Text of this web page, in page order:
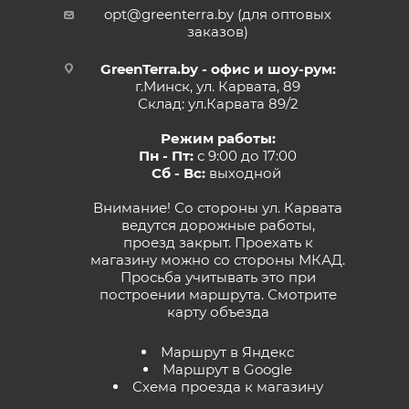
opt@greenterra.by (для оптовых
заказов)
GreenTerra.by - офис и шоу-рум:
г.Минск, ул. Карвата, 89
Склад: ул.Карвата 89/2
Режим работы:
Пн - Пт: с 9:00 до 17:00
Сб - Вс:выходной
Внимание! Со стороны ул. Карвата
ведутся дорожные работы,
проезд закрыт. Проехать к
магазину можно со стороны МКАД.
Просьба учитывать это при
построении маршрута. Смотрите
карту объезда
Маршрут в Яндекс
Маршрут в Google
Схема проезда к магазину